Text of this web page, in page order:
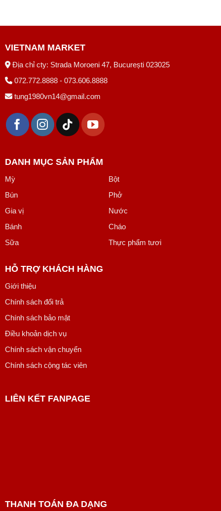
VIETNAM MARKET
Địa chỉ cty: Strada Moroeni 47, București 023025
072.772.8888 - 073.606.8888
tung1980vn14@gmail.com
DANH MỤC SẢN PHẨM
Mỳ
Bột
Bún
Phở
Gia vị
Nước
Bánh
Cháo
Sữa
Thực phẩm tươi
HỖ TRỢ KHÁCH HÀNG
Giới thiệu
Chính sách đổi trả
Chính sách bảo mật
Điều khoản dịch vụ
Chính sách vận chuyển
Chính sách cộng tác viên
LIÊN KẾT FANPAGE
THANH TOÁN ĐA DẠNG